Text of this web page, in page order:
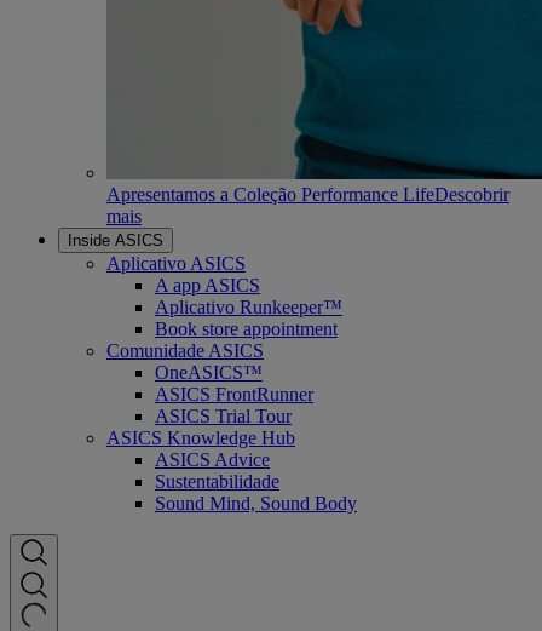
Apresentamos a Coleção Performance LifeDescobrir
mais
Inside ASICS
Aplicativo ASICS
A app ASICS
Aplicativo Runkeeper™
Book store appointment
Comunidade ASICS
OneASICS™
ASICS FrontRunner
ASICS Trial Tour
ASICS Knowledge Hub
ASICS Advice
Sustentabilidade
Sound Mind, Sound Body